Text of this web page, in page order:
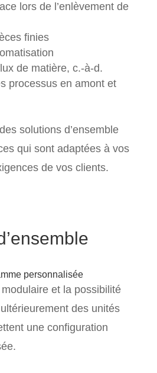
lors de l’enlèvement de
finies
de matière, c.-à-d.
processus en amont et
solutions d’ensemble
qui sont adaptées à vos
de vos clients.
personnalisée
et la possibilité
des unités
une configuration